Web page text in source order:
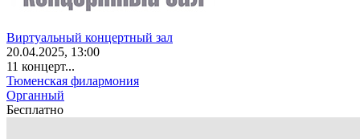
Виртуальный концертный зал
20.04.2025, 13:00
11 концерт...
Тюменская филармония
Органный
Бесплатно